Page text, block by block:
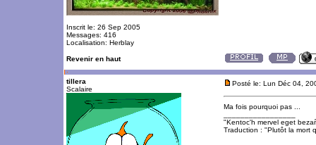
Inscrit le: 26 Sep 2005
Messages: 416
Localisation: Herblay
Revenir en haut
tillera
Scalaire
Posté le: Lun Déc 04,
Ma fois pourquoi pas ...
"Kentoc'h mervel eget
Traduction : "Plutôt la mort